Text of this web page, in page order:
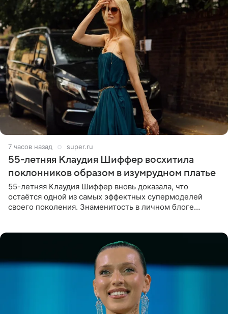
7 часов назад super.ru
55-летняя Клаудия Шиффер восхитила
поклонников образом в изумрудном платье
55-летняя Клаудия Шиффер вновь доказала, что
остаётся одной из самых эффектных супермоделей
своего поколения. Знаменитость в личном блоге